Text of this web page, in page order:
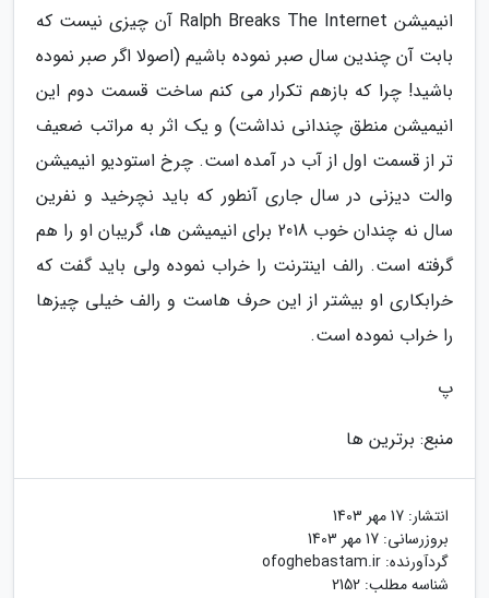
انیمیشن Ralph Breaks The Internet آن چیزی نیست که
بابت آن چندین سال صبر نموده باشیم (اصولا اگر صبر نموده
باشید! چرا که بازهم تکرار می کنم ساخت قسمت دوم این
انیمیشن منطق چندانی نداشت) و یک اثر به مراتب ضعیف
تر از قسمت اول از آب در آمده است. چرخ استودیو انیمیشن
والت دیزنی در سال جاری آنطور که باید نچرخید و نفرین
سال نه چندان خوب 2018 برای انیمیشن ها، گریبان او را هم
گرفته است. رالف اینترنت را خراب نموده ولی باید گفت که
خرابکاری او بیشتر از این حرف هاست و رالف خیلی چیزها
را خراب نموده است.
پ
منبع: برترین ها
انتشار: 17 مهر 1403
بروزرسانی: 17 مهر 1403
گردآورنده: ofoghebastam.ir
شناسه مطلب: 2152